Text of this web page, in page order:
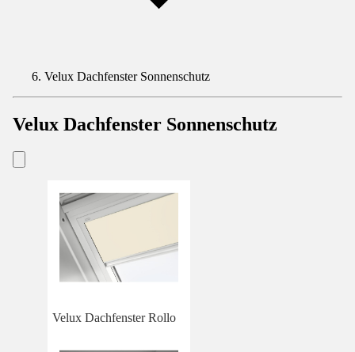
Velux Dachfenster Sonnenschutz
Velux Dachfenster Sonnenschutz
Velux Dachfenster Rollo